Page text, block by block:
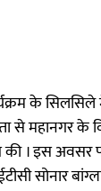
के
से महानगर के
। इस अवसर पर
सोनार